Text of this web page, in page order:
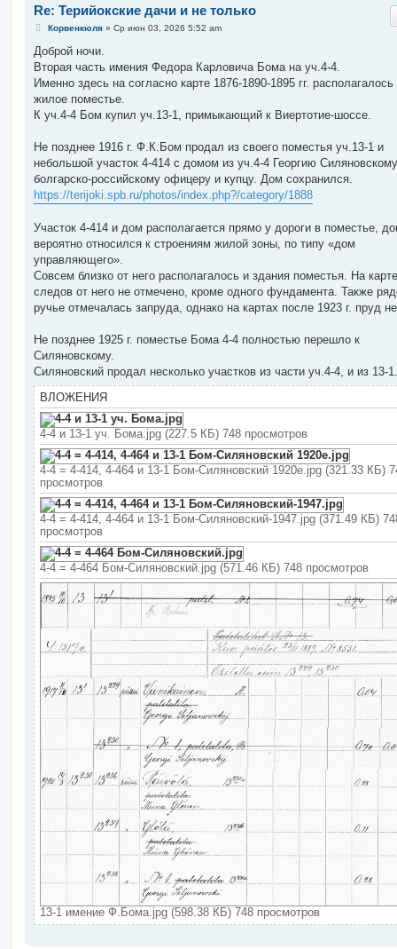
Re: Терийокские дачи и не только
С
о
щ
е
и
е
Корвенкюля» Ср июн 03, 2026 5:52 am
Доброй ночи.
Вторая часть имения Федора Карловича Бома на уч.4-4.
Именно здесь на согласно карте 1876-1890-1895 гг. располагалось
жилое поместье.
К уч.4-4 Бом купил уч.13-1, примыкающий к Виертотие-шоссе.
Не позднее 1916 г. Ф.К.Бом продал из своего поместья уч.13-1 и
небольшой участок 4-414 с домом из уч.4-4 Георгию
болгарско-российскому офицеру и купцу. Дом сохранился.
https://terijoki.spb.ru/photos/index.php?/category/1888
Участок 4-414 и дом располагается прямо у дороги в поместье,
вероятно относился к строениям жилой зоны, по типу «дом
управляющего».
Совсем близко от него располагалось и здания поместья. На
следов от него не отмечено, кроме одного фундамента. Также
ручье отмечалась запруда, однако на картах после 1923 г. пруд
Не позднее 1925 г. поместье Бома 4-4 полностью перешло к
Силяновскому.
Силяновский продал несколько участков из части уч.4-4, и из 13-1.
ВЛОЖЕНИЯ
4-4 и 13-1 уч. Бома.jpg (227.5 КБ) 748 просмотров
4-4 = 4-414, 4-464 и 13-1 Бом-Силяновский 1920е.jpg (321.33 КБ)
просмотров
4-4 = 4-414, 4-464 и 13-1 Бом-Силяновский-1947.jpg (371.49 КБ)
просмотров
4-4 = 4-464 Бом-Силяновский.jpg (571.46 КБ) 748 просмотров
13-1 имение Ф.Бома.jpg (598.38 КБ) 748 просмотров